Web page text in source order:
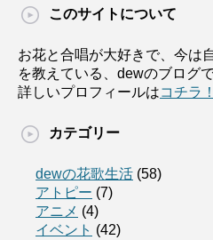
このサイトについて
お花と合唱が大好きで、今は
を教えている、dewのブログで
詳しいプロフィールはコチラ！
カテゴリー
dewの花歌生活 (58)
アトピー (7)
アニメ (4)
イベント (42)